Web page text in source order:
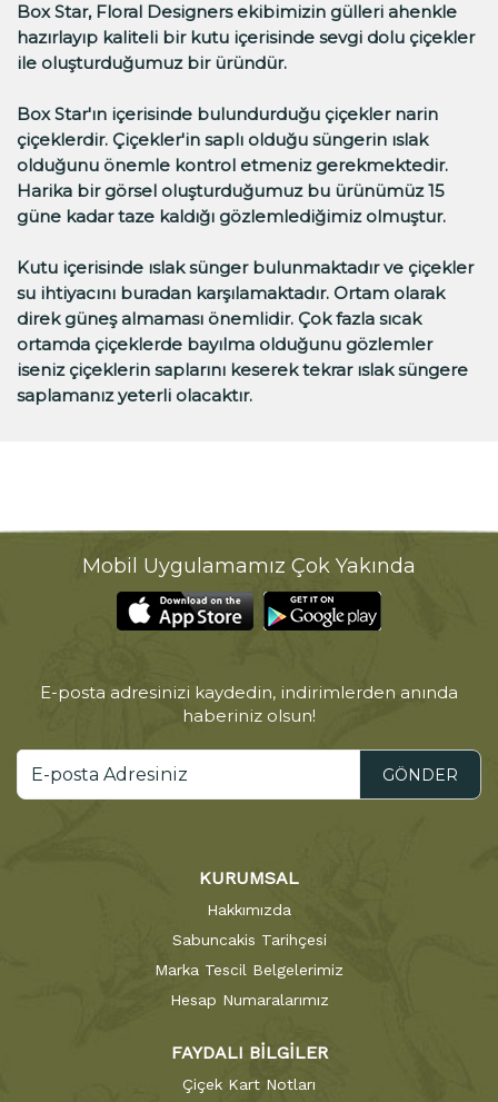
Box Star, Floral Designers ekibimizin gülleri ahenkle
hazırlayıp kaliteli bir kutu içerisinde sevgi dolu çiçekler
ile oluşturduğumuz bir üründür.
Box Star'ın içerisinde bulundurduğu çiçekler narin
çiçeklerdir. Çiçekler'in saplı olduğu süngerin ıslak
olduğunu önemle kontrol etmeniz gerekmektedir.
Harika bir görsel oluşturduğumuz bu ürünümüz 15
güne kadar taze kaldığı gözlemlediğimiz olmuştur.
Kutu içerisinde ıslak sünger bulunmaktadır ve çiçekler
su ihtiyacını buradan karşılamaktadır. Ortam olarak
direk güneş almaması önemlidir. Çok fazla sıcak
ortamda çiçeklerde bayılma olduğunu gözlemler
iseniz çiçeklerin saplarını keserek tekrar ıslak süngere
saplamanız yeterli olacaktır.
Mobil Uygulamamız Çok Yakında
E-posta adresinizi kaydedin, indirimlerden anında
haberiniz olsun!
GÖNDER
KURUMSAL
Hakkımızda
Sabuncakis Tarihçesi
Marka Tescil Belgelerimiz
Hesap Numaralarımız
FAYDALI BİLGİLER
Çiçek Kart Notları